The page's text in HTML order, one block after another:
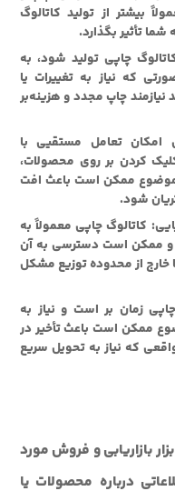
بیشتر از تولید کاتالوگ
تأثیر بگذارد.
چاپی تولید شود، به
که نیاز به تغییرات یا
نیازمند چاپ مجدد و هزینه‌بر
امکان تعامل مستقیی با
کلیک کردن بر روی محصولات،
موضوع ممکن است باعث افت
شود.
کاتالوگ چاپی معمولاً به
ممکن است دسترسی به آن
خارج از محدوده توزیع مشکل
زمان بر است و نیاز به
ممکن است باعث تأخیر در
که نیاز به تحویل سریع
بازاریابی و فروش مورد
درباره محصولات یا